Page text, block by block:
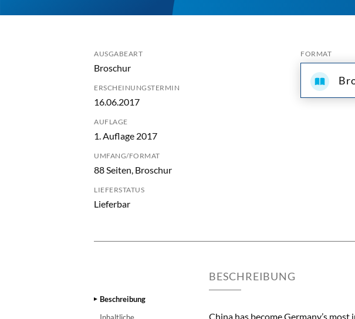
AUSGABEART
Broschur
ERSCHEINUNGSTERMIN
16.06.2017
AUFLAGE
1. Auflage 2017
UMFANG/FORMAT
88 Seiten, Broschur
LIEFERSTATUS
Lieferbar
FORMAT
Beschreibung
BESCHREIBUNG
China has become Germany’s